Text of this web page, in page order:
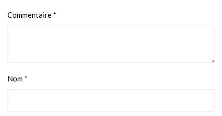
Commentaire *
Nom *